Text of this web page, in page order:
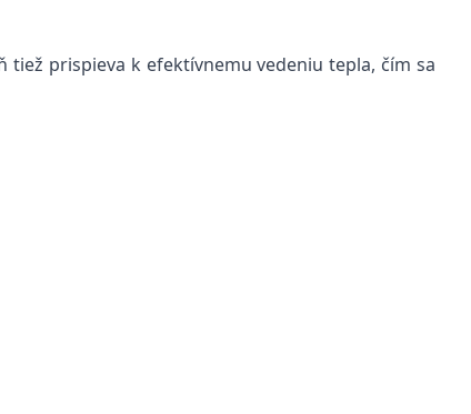
prispieva k efektívnemu vedeniu tepla, čím sa